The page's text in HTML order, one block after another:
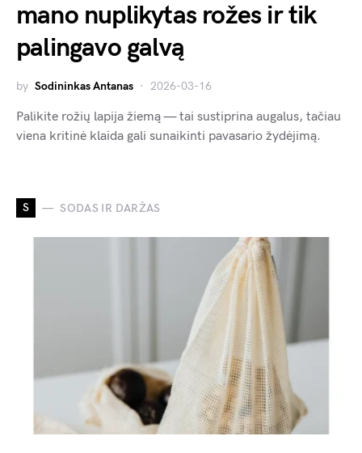
mano nuplikytas rožes ir tik
palingavo galvą
by Sodininkas Antanas 2026-03-16
Palikite rožių lapija žiemą — tai sustiprina augalus, tačiau
viena kritinė klaida gali sunaikinti pavasario žydėjimą.
S SODAS IR DARŽAS